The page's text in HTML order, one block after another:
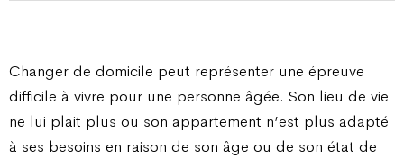
Changer de domicile peut représenter une épreuve
difficile à vivre pour une personne âgée. Son lieu de vie
ne lui plait plus ou son appartement n’est plus adapté
à ses besoins en raison de son âge ou de son état de